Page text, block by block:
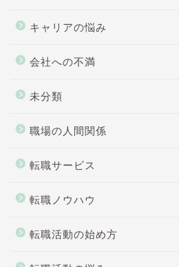
キャリアの悩み
会社への不満
未分類
職場の人間関係
転職サービス
転職ノウハウ
転職活動の始め方